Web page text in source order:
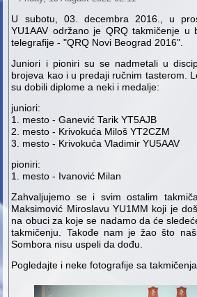
U subotu, 03. decembra 2016., u
YU1AAV održano je QRQ takmičenje u
telegrafije - "QRQ Novi Beograd 2016".
Juniori i pioniri su se nadmetali u
brojeva kao i u predaji ručnim tasterom.
su dobili diplome a neki i medalje:
juniori:
1. mesto - Ganević Tarik YT5AJB
2. mesto - Krivokuća Miloš YT2CZM
3. mesto - Krivokuća Vladimir YU5AAV
pioniri:
1. mesto - Ivanović Milan
Zahvaljujemo se i svim ostalim
Maksimović Miroslavu YU1MM koji je
na obuci za koje se nadamo da će
takmičenju. Takođe nam je žao što
Sombora nisu uspeli da dođu.
Pogledajte i neke fotografije sa